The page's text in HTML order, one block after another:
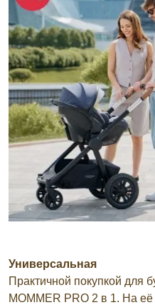
Универсальная
Практичной покупкой для
MOMMER PRO 2 в 1. На